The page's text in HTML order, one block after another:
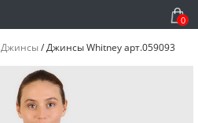
0
Джинсы/Джинсы Whitney арт.059093